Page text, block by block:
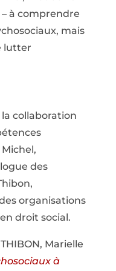
à comprendre
mais
lutter
collaboration
des
organisations
droit social.
Marielle
à